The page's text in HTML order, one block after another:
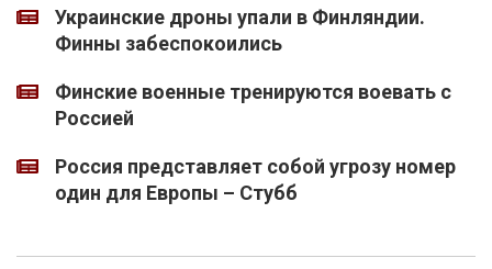
Украинские дроны упали в Финляндии.
Финны забеспокоились
Финские военные тренируются воевать с
Россией
Россия представляет собой угрозу номер
один для Европы – Стубб